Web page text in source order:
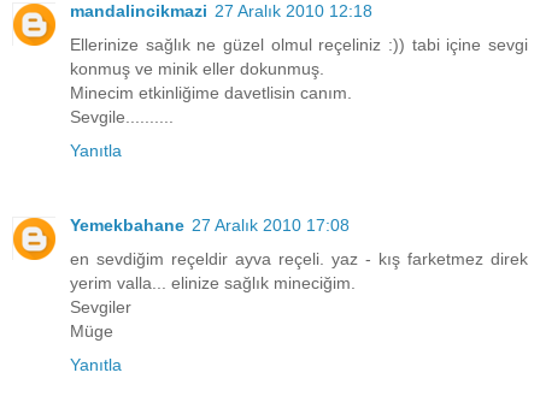
mandalincikmazi 27 Aralık 2010 12:18
Ellerinize sağlık ne güzel olmul reçeliniz :)) tabi içine sevgi
konmuş ve minik eller dokunmuş.
Minecim etkinliğime davetlisin canım.
Sevgile..........
Yanıtla
Yemekbahane 27 Aralık 2010 17:08
en sevdiğim reçeldir ayva reçeli. yaz - kış farketmez direk
yerim valla... elinize sağlık mineciğim.
Sevgiler
Müge
Yanıtla